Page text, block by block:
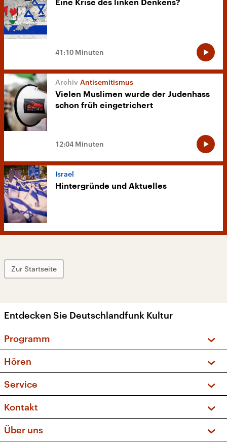
Eine Krise des linken Denkens?
41:10 Minuten
Antisemitismus
Vielen Muslimen wurde der Judenhass
schon früh eingetrichert
12:04 Minuten
Israel
Hintergründe und Aktuelles
Zur Startseite
Entdecken Sie Deutschlandfunk Kultur
Programm
Sendungen und Podcasts
Musikliste
Kakadu – Das Kinderprogramm
Hören
Frequenzen (UKW + DAB+)
Service
FAQ
Apps
Newsletter
Kontakt
Social Media
Über uns